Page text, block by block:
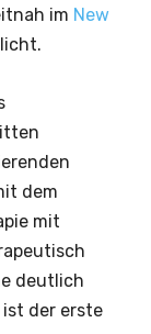
im New
dem
mit
deutlich
ist der erste